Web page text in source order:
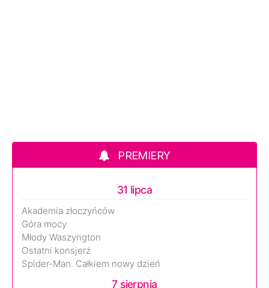
PREMIERY
31 lipca
Akademia złoczyńców
Góra mocy
Młody Waszyngton
Ostatni konsjerż
Spider-Man. Całkiem nowy dzień
7 sierpnia